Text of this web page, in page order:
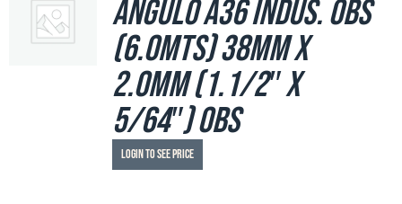
Angulo A36 Indus. OBS
(6.0mts) 38mm x
2.0mm (1.1/2″ x
5/64″) OBS
Login to see price